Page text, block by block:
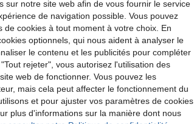
1 pièce Pinces à aliments en acier inoxydable, 3 tailles au choix : 9 pouces court pour un usage quotidien, pain et salade ; 12 pouces moyen pour la cuisson et la friture ; 16 pouces long pour le barbecue extérieur, design antidérapant, ustensile de cuisine léger
Tenrify
-1% 1 pièce Pinces à aliments en acier inoxydable, pinces à aliments classiques en argent pour la cuisine
Dès2,85€ 2,88€
sur notre site web afin de vous fournir le service
de navigation possible. Vous pouvez
cookies à tout moment à votre choix. En
optionnels, qui nous aident à analyser le
le contenu et les publicités pour compléter
rejeter", vous autorisez l'utilisation des
web de fonctionner. Vous pouvez les
mais cela peut affecter le fonctionnement du
et pour ajuster vos paramètres de cookies
plus d'informations sur la manière dont nous